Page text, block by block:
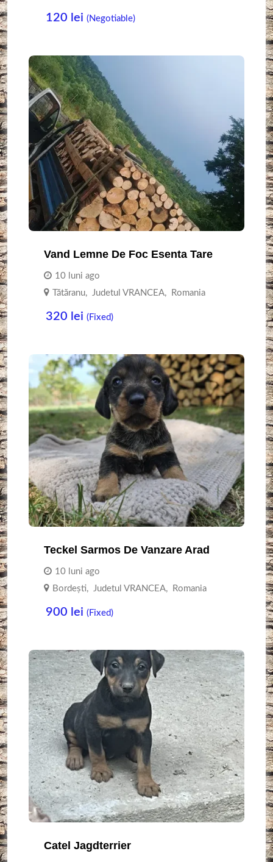
120 lei (Negotiable)
Vand Lemne De Foc Esenta Tare
10 luni ago
Tătăranu, Judetul VRANCEA, Romania
320 lei (Fixed)
Teckel Sarmos De Vanzare Arad
10 luni ago
Bordești, Judetul VRANCEA, Romania
900 lei (Fixed)
Catel Jagdterrier